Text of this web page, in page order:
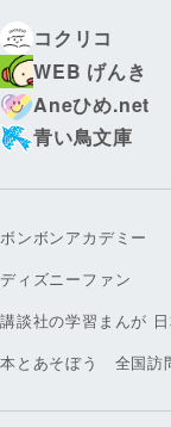
コクリコ
WEB げんき
Aneひめ.net
青い鳥文庫
ボンボンアカデミー
ディズニーファン
講談社の学習まんが
本とあそぼう 全国訪